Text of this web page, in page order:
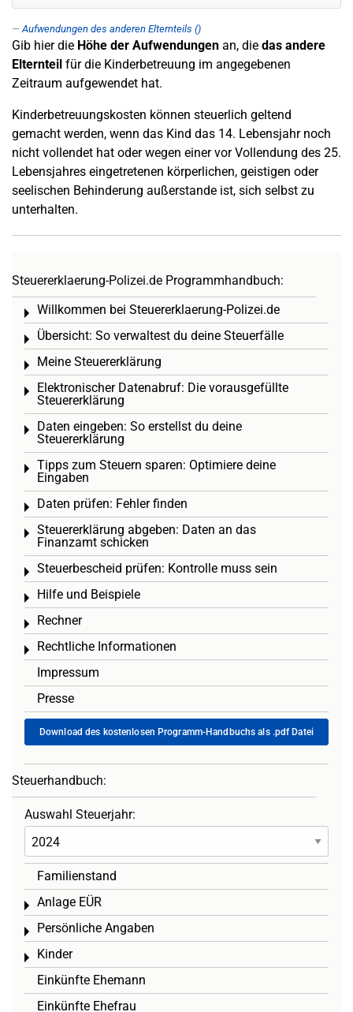
Aufwendungen des anderen Elternteils ()
Gib hier die Höhe der Aufwendungen an, die das andere
Elternteil für die Kinderbetreuung im angegebenen
Zeitraum aufgewendet hat.
Kinderbetreuungskosten können steuerlich geltend
gemacht werden, wenn das Kind das 14. Lebensjahr noch
nicht vollendet hat oder wegen einer vor Vollendung des 25.
Lebensjahres eingetretenen körperlichen, geistigen oder
seelischen Behinderung außerstande ist, sich selbst zu
unterhalten.
Steuererklaerung-Polizei.de Programmhandbuch:
Willkommen bei Steuererklaerung-Polizei.de
Toggle menu
Übersicht: So verwaltest du deine Steuerfälle
Toggle menu
Meine Steuererklärung
Toggle menu
Elektronischer Datenabruf: Die vorausgefüllte
Steuererklärung
Toggle menu
Daten eingeben: So erstellst du deine
Steuererklärung
Toggle menu
Tipps zum Steuern sparen: Optimiere deine
Eingaben
Toggle menu
Daten prüfen: Fehler finden
Toggle menu
Steuererklärung abgeben: Daten an das
Finanzamt schicken
Toggle menu
Steuerbescheid prüfen: Kontrolle muss sein
Toggle menu
Hilfe und Beispiele
Toggle menu
Rechner
Toggle menu
Rechtliche Informationen
Toggle menu
Impressum
Presse
Download des kostenlosen Programm-Handbuchs als .pdf Datei
Steuerhandbuch:
Auswahl Steuerjahr:
Familienstand
Anlage EÜR
Toggle menu
Persönliche Angaben
Toggle menu
Kinder
Toggle menu
Einkünfte Ehemann
Einkünfte Ehefrau